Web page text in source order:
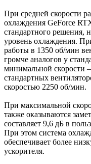
При средней скорости
охлаждения GeForce
стандартного решения,
уровень охлаждения.
работы в 1350 об/мин
громче аналогов у
минимальной скорости
стандартных
скоростью 2250 об/мин.
При максимальной
также оказываются
составляет 9,6 дБ в
При этом система
обеспечивает более
ускорителя.